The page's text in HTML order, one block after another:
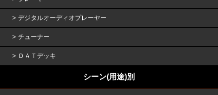
デジタルオーディオプレーヤー
チューナー
ＤＡＴデッキ
シーン(用途)別